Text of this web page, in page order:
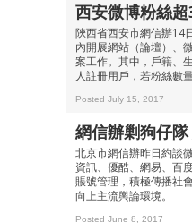
西安微博粉絲
陝西省西安市網信辦14
內開展網站（論壇）、
案工作。其中，戶籍、
人註冊用戶，若粉絲數
Posted July 15, 2017
網信辦剿狗仔
北京市網信辦昨日約談
資訊、優酷、網易、百
賬號管理，積極傳播社
向上主流輿論環境。
Posted June 8, 2017